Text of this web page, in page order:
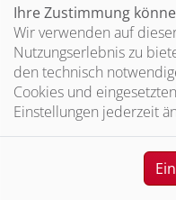
Ihre Zustimmung
Wir verwenden auf
Nutzungserlebnis zu
den technisch
Cookies und
Einstellungen jederzeit